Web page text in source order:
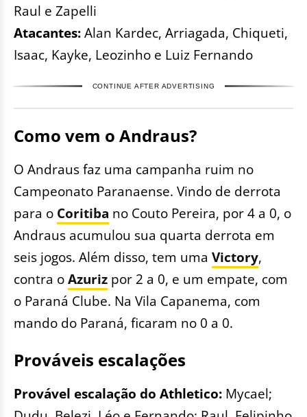
Raul e Zapelli
Atacantes:Alan Kardec, Arriagada, Chiqueti,
Isaac, Kayke, Leozinho e Luiz Fernando
CONTINUE AFTER ADVERTISING
Como vem o Andraus?
O Andraus faz uma campanha ruim no
Campeonato Paranaense. Vindo de derrota
para o Coritiba no Couto Pereira, por 4 a 0, o
Andraus acumulou sua quarta derrota em
seis jogos. Além disso, tem uma Victory,
contra oAzuriz por 2 a 0, e um empate, com
o Paraná Clube. Na Vila Capanema, com
mando do Paraná, ficaram no 0 a 0.
Prováveis escalações
Provável escalação do Athletico: Mycael;